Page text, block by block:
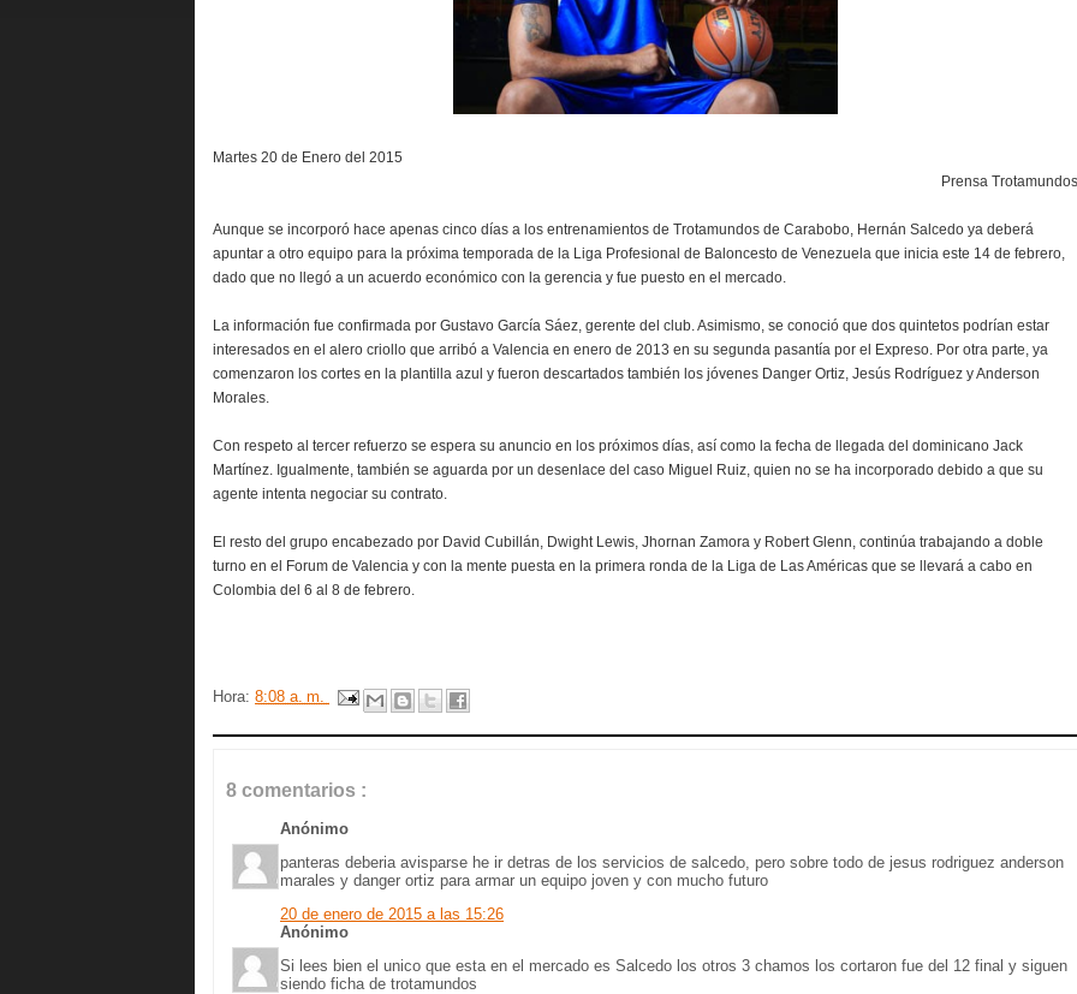
Martes 20 de Enero del 2015
Prensa Trotamundos
Aunque se incorporó hace apenas cinco días a los entrenamientos de Trotamundos de Carabobo, Hernán Salcedo ya deberá
apuntar a otro equipo para la próxima temporada de la Liga Profesional de Baloncesto de Venezuela que inicia este 14 de febrero,
dado que no llegó a un acuerdo económico con la gerencia y fue puesto en el mercado.
La información fue confirmada por Gustavo García Sáez, gerente del club. Asimismo, se conoció que dos quintetos podrían estar
interesados en el alero criollo que arribó a Valencia en enero de 2013 en su segunda pasantía por el Expreso. Por otra parte, ya
comenzaron los cortes en la plantilla azul y fueron descartados también los jóvenes Danger Ortiz, Jesús Rodríguez y Anderson
Morales.
Con respeto al tercer refuerzo se espera su anuncio en los próximos días, así como la fecha de llegada del dominicano Jack
Martínez. Igualmente, también se aguarda por un desenlace del caso Miguel Ruiz, quien no se ha incorporado debido a que su
agente intenta negociar su contrato.
El resto del grupo encabezado por David Cubillán, Dwight Lewis, Jhornan Zamora y Robert Glenn, continúa trabajando a doble
turno en el Forum de Valencia y con la mente puesta en la primera ronda de la Liga de Las Américas que se llevará a cabo en
Colombia del 6 al 8 de febrero.
Hora: 8:08 a. m.
8 comentarios :
Anónimo
panteras deberia avisparse he ir detras de los servicios de salcedo, pero sobre todo de jesus rodriguez anderson
marales y danger ortiz para armar un equipo joven y con mucho futuro
20 de enero de 2015 a las 15:26
Anónimo
Si lees bien el unico que esta en el mercado es Salcedo los otros 3 chamos los cortaron fue del 12 final y siguen
siendo ficha de trotamundos